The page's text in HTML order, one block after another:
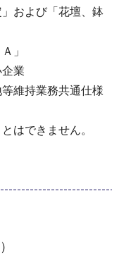
および「花壇、鉢
」
業
維持業務共通仕様
はできません。